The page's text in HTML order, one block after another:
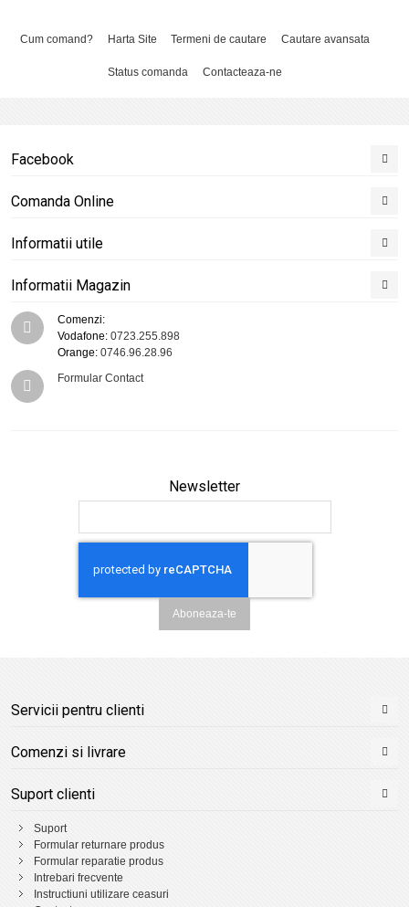
Cum comand? Harta Site Termeni de cautare Cautare avansata
Status comanda Contacteaza-ne
Facebook
Comanda Online
Informatii utile
Informatii Magazin
Comenzi:
Vodafone: 0723.255.898
Orange: 0746.96.28.96
Formular Contact
Newsletter
Aboneaza-te
Servicii pentru clienti
Comenzi si livrare
Suport clienti
Suport
Formular returnare produs
Formular reparatie produs
Intrebari frecvente
Instructiuni utilizare ceasuri